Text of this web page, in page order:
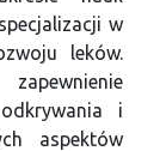
w
leków.
i
aspektów